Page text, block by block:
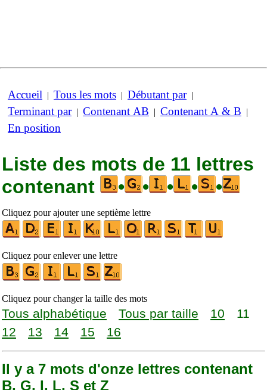
Accueil | Tous les mots | Débutant par|
Terminant par| Contenant AB | Contenant A & B |
En position
Liste des mots de 11 lettres
contenant
• • • • •
Cliquez pour ajouter une septième lettre
Cliquez pour enlever une lettre
Cliquez pour changer la taille des mots
Tous alphabétique Tous par taille 10
11
12
13 14 15 16
Il y a 7 mots d'onze lettres contenant
B, G, I, L, S et Z